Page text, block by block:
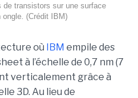
de transistors sur une surface
ongle. (Crédit IBM)
où IBM empile des
à l’échelle de 0,7 nm (7
verticalement grâce à
3D. Au lieu de